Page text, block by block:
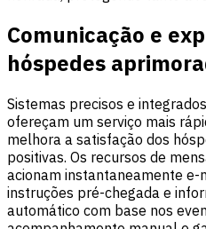
Comunicação e
hóspedes
Sistemas precisos e
ofereçam um serviço mais
melhora a satisfação dos
positivas. Os recursos de
acionam instantaneamente e-
instruções pré-chegada e
automático com base nos